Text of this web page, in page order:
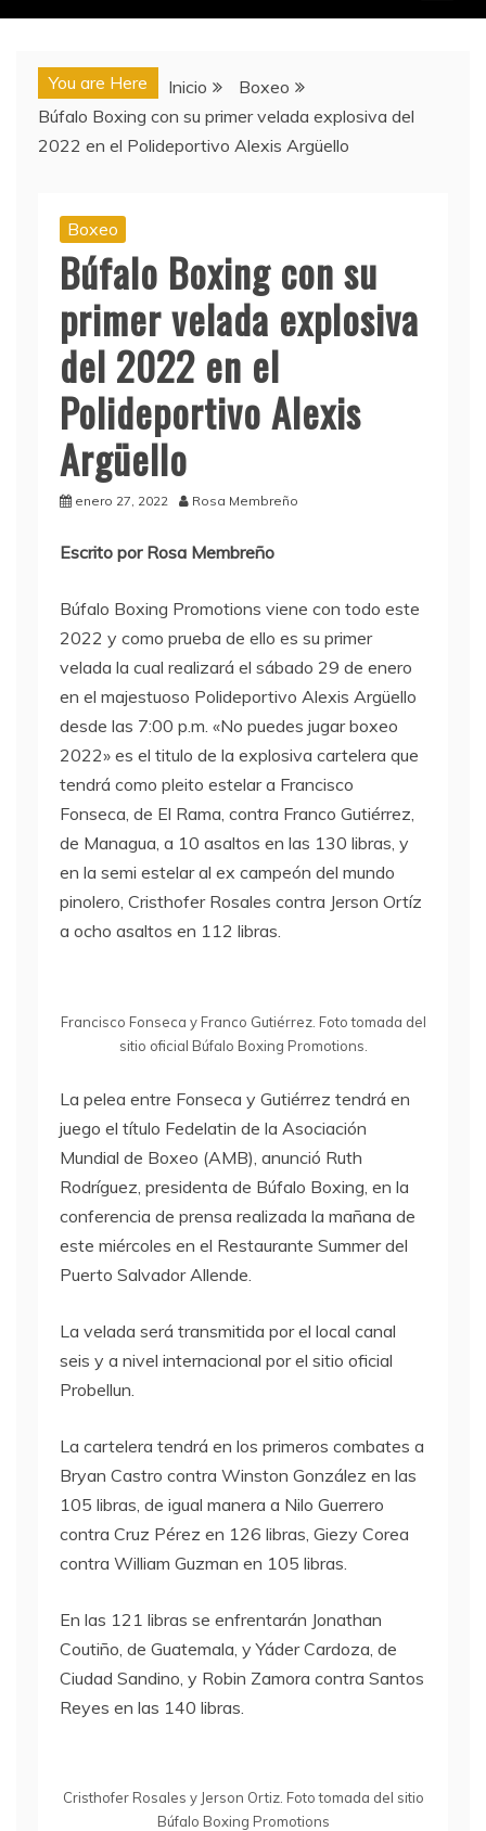
You are Here Inicio
Boxeo
Búfalo Boxing con su primer velada explosiva del
2022 en el Polideportivo Alexis Argüello
Boxeo
Búfalo Boxing con su
primer velada explosiva
del 2022 en el
Polideportivo Alexis
Argüello
enero 27, 2022 Rosa Membreño
Escrito por Rosa Membreño
Búfalo Boxing Promotions viene con todo este
2022 y como prueba de ello es su primer
velada la cual realizará el sábado 29 de enero
en el majestuoso Polideportivo Alexis Argüello
desde las 7:00 p.m. «No puedes jugar boxeo
2022» es el titulo de la explosiva cartelera que
tendrá como pleito estelar a Francisco
Fonseca, de El Rama, contra Franco Gutiérrez,
de Managua, a 10 asaltos en las 130 libras, y
en la semi estelar al ex campeón del mundo
pinolero, Cristhofer Rosales contra Jerson Ortíz
a ocho asaltos en 112 libras.
Francisco Fonseca y Franco Gutiérrez. Foto tomada del
sitio oficial Búfalo Boxing Promotions.
La pelea entre Fonseca y Gutiérrez tendrá en
juego el título Fedelatin de la Asociación
Mundial de Boxeo (AMB), anunció Ruth
Rodríguez, presidenta de Búfalo Boxing, en la
conferencia de prensa realizada la mañana de
este miércoles en el Restaurante Summer del
Puerto Salvador Allende.
La velada será transmitida por el local canal
seis y a nivel internacional por el sitio oficial
Probellun.
La cartelera tendrá en los primeros combates a
Bryan Castro contra Winston González en las
105 libras, de igual manera a Nilo Guerrero
contra Cruz Pérez en 126 libras, Giezy Corea
contra William Guzman en 105 libras.
En las 121 libras se enfrentarán Jonathan
Coutiño, de Guatemala, y Yáder Cardoza, de
Ciudad Sandino, y Robin Zamora contra Santos
Reyes en las 140 libras.
Cristhofer Rosales y Jerson Ortiz. Foto tomada del sitio
Búfalo Boxing Promotions